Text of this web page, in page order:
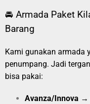
🚘 Armada Paket
Barang
Kami gunakan armada
penumpang. Jadi
bisa pakai:
Avanza/Innova →